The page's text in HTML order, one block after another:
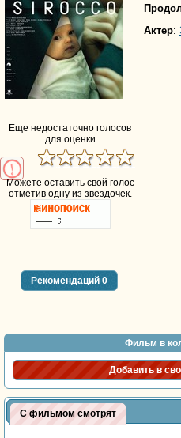
Еще недостаточно голосов
для оценки
Можете оставить свой голос
отметив одну из звездочек.
Рекомендаций0
Актер:
Фильм в
Добавить в
С фильмом смотрят